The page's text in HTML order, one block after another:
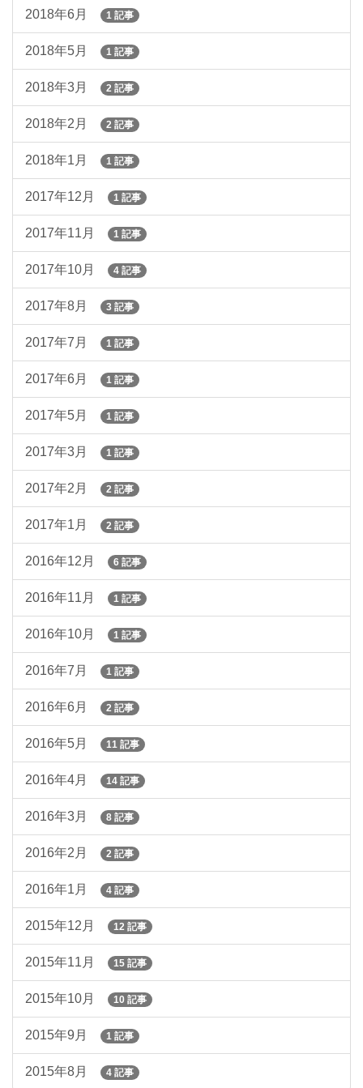
2018年6月 1 記事
2018年5月 1 記事
2018年3月 2 記事
2018年2月 2 記事
2018年1月 1 記事
2017年12月 1 記事
2017年11月 1 記事
2017年10月 4 記事
2017年8月 3 記事
2017年7月 1 記事
2017年6月 1 記事
2017年5月 1 記事
2017年3月 1 記事
2017年2月 2 記事
2017年1月 2 記事
2016年12月 6 記事
2016年11月 1 記事
2016年10月 1 記事
2016年7月 1 記事
2016年6月 2 記事
2016年5月 11 記事
2016年4月 14 記事
2016年3月 8 記事
2016年2月 2 記事
2016年1月 4 記事
2015年12月 12 記事
2015年11月 15 記事
2015年10月 10 記事
2015年9月 1 記事
2015年8月 4 記事